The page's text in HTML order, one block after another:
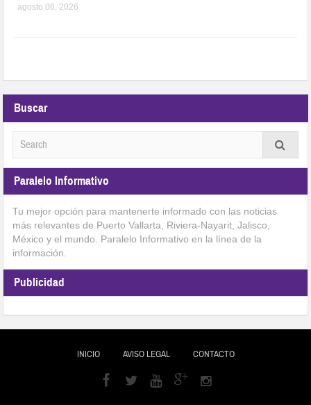
agosto 06, 2026
Buscar
Paralelo Informativo
Tu mejor opción para mantenerte informado con las noticias
más relevantes de Puerto Vallarta, Riviera-Nayarit, Jalisco,
México y el mundo. Paralelo Informativo en la línea de la
información.
Publicidad
INICIO AVISO LEGAL CONTACTO